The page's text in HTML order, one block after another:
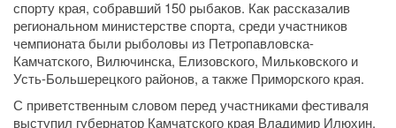
спорту края, собравший 150 рыбаков. Как рассказалив
региональном министерстве спорта, среди участников
чемпионата были рыболовы из Петропавловска-
Камчатского, Вилючинска, Елизовского, Мильковского и
Усть-Большерецкого районов, а также Приморского края.
С приветственным словом перед участниками фестиваля
выступил губернатор Камчатского края Владимир Илюхин.